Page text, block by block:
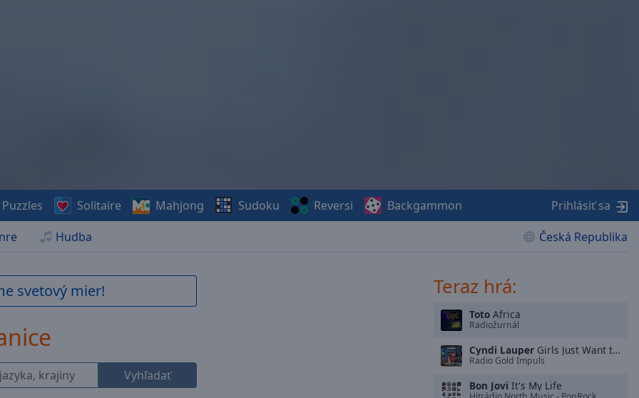
Hudba Česká Republika
Puzzles Solitaire Mahjong Sudoku Reversi Backgammon Prihlásiť sa
svetový mier!
Vyhľadať
Teraz hrá:
Toto Africa
Radiožurnál
Cyndi Lauper Girls Just Want to Have Fun
Radio Gold Impuls
Bon Jovi It's My Life